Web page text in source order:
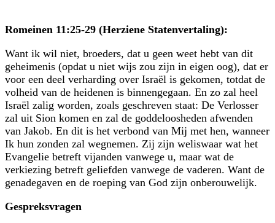
Romeinen 11:25-29 (Herziene Statenvertaling):
Want ik wil niet, broeders, dat u geen weet hebt van dit
geheimenis (opdat u niet wijs zou zijn in eigen oog), dat er
voor een deel verharding over Israël is gekomen, totdat de
volheid van de heidenen is binnengegaan. En zo zal heel
Israël zalig worden, zoals geschreven staat: De Verlosser
zal uit Sion komen en zal de goddeloosheden afwenden
van Jakob. En dit is het verbond van Mij met hen, wanneer
Ik hun zonden zal wegnemen. Zij zijn weliswaar wat het
Evangelie betreft vijanden vanwege u, maar wat de
verkiezing betreft geliefden vanwege de vaderen. Want de
genadegaven en de roeping van God zijn onberouwelijk.
Gespreksvragen